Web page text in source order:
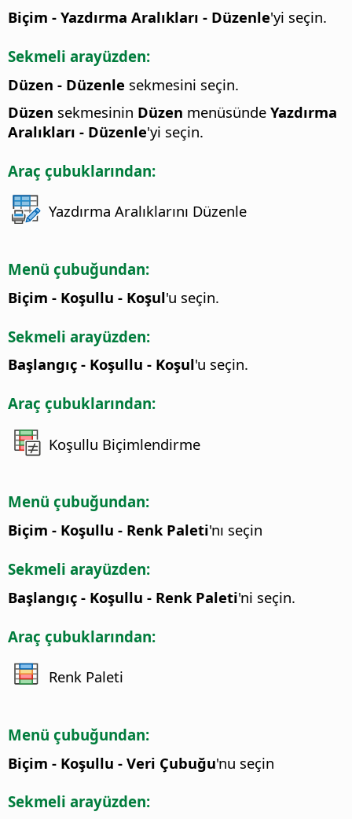
Biçim - Yazdırma Aralıkları - Düzenle'yi seçin.
Sekmeli arayüzden:
Düzen - Düzenle sekmesini seçin.
Düzen sekmesinin Düzen menüsünde Yazdırma
Aralıkları - Düzenle'yi seçin.
Araç çubuklarından:
Yazdırma Aralıklarını Düzenle
Menü çubuğundan:
Biçim - Koşullu - Koşul'u seçin.
Sekmeli arayüzden:
Başlangıç - Koşullu - Koşul'u seçin.
Araç çubuklarından:
Koşullu Biçimlendirme
Menü çubuğundan:
Biçim - Koşullu - Renk Paleti'nı seçin
Sekmeli arayüzden:
Başlangıç - Koşullu - Renk Paleti'ni seçin.
Araç çubuklarından:
Renk Paleti
Menü çubuğundan:
Biçim - Koşullu - Veri Çubuğu'nu seçin
Sekmeli arayüzden: